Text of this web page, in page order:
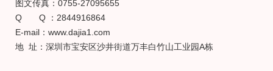
图文传真：0755-27095655
Q Q ：2844916864
E-mail：www.dajia1.com
地 址：深圳市宝安区沙井街道万丰白竹山工业园A栋